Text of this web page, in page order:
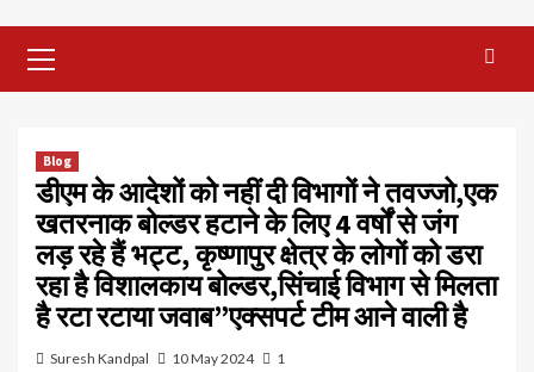
Menu
Blog
डीएम के आदेशों को नहीं दी विभागों ने तवज्जो,एक
खतरनाक बोल्डर हटाने के लिए 4 वर्षों से जंग
लड़ रहे हैं भट्ट, कृष्णापुर क्षेत्र के लोगों को डरा
रहा है विशालकाय बोल्डर,सिंचाई विभाग से मिलता
है रटा रटाया जवाब”एक्सपर्ट टीम आने वाली है
Suresh Kandpal 10 May 2024 1